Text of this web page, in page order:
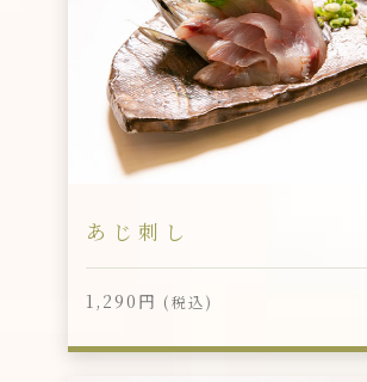
あじ刺し
1,290円 (税込)